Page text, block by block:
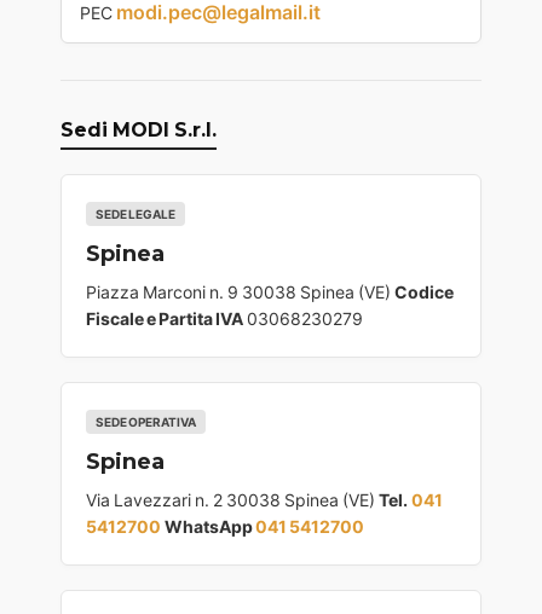
PEC modi.pec@legalmail.it
Sedi MODI S.r.l.
SEDE LEGALE
Spinea
Piazza Marconi n. 9 30038 Spinea (VE) Codice
Fiscale e Partita IVA03068230279
SEDE OPERATIVA
Spinea
Via Lavezzari n. 2 30038 Spinea (VE) Tel. 041
5412700 WhatsApp041 5412700